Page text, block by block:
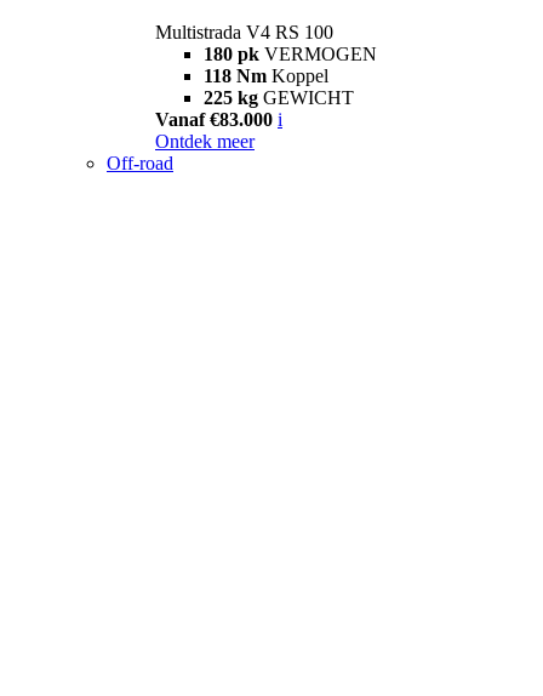
Multistrada V4 RS 100
180 pk VERMOGEN
118 Nm Koppel
225 kg GEWICHT
Vanaf €83.000 i
Ontdek meer
Off-road